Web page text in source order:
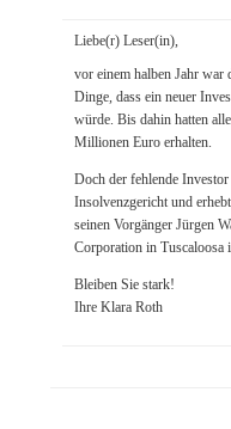
Liebe(r) Leser(in),
vor einem halben Jahr
Dinge, dass ein neuer
würde. Bis dahin hatten
Millionen Euro erhalten.
Doch der fehlende
Insolvenzgericht und
seinen Vorgänger Jürgen
Corporation in Tuscaloosa
Bleiben Sie stark!
Ihre Klara Roth